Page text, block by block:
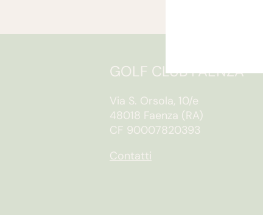
GOLF CLUB FAENZA
Via S. Orsola, 10/e
48018 Faenza (RA)
CF 90007820393
Contatti